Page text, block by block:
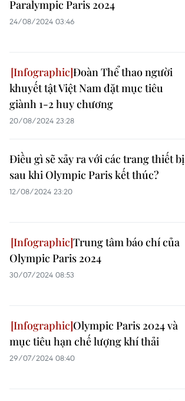
Paralympic Paris 2024
24/08/2024 03:46
Đoàn Thể thao người
khuyết tật Việt Nam đặt mục tiêu
giành 1-2 huy chương
20/08/2024 23:28
Điều gì sẽ xảy ra với các trang thiết bị
sau khi Olympic Paris kết thúc?
12/08/2024 23:20
Trung tâm báo chí của
Olympic Paris 2024
30/07/2024 08:53
Olympic Paris 2024 và
mục tiêu hạn chế lượng khí thải
29/07/2024 08:40